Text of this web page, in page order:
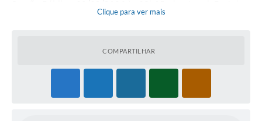
Contratações Públicas https://www.gov.br/pncp/pt-br.
Jéssica Pinheiro Silva - Pregoeira. Renato Oliveira
---------------------------------------------------------------------------------
Clique para ver mais
COMPARTILHAR